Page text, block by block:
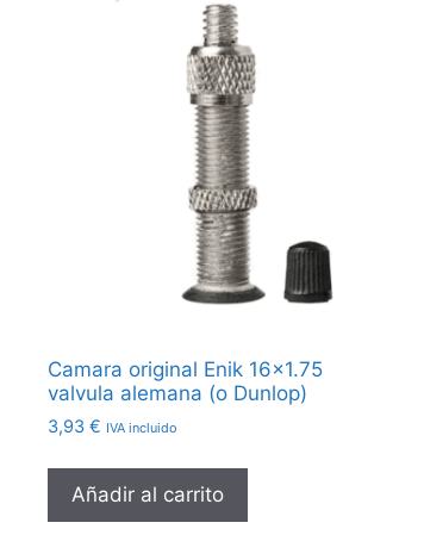
Camara original Enik 16×1.75
valvula alemana (o Dunlop)
3,93 € IVA incluido
Añadir al carrito